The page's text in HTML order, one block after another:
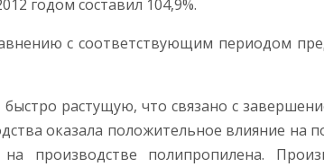
годом составил 104,9%.
с соответствующим периодом
растущую, что связано с
оказала положительное влияние на
производстве полипропилена.